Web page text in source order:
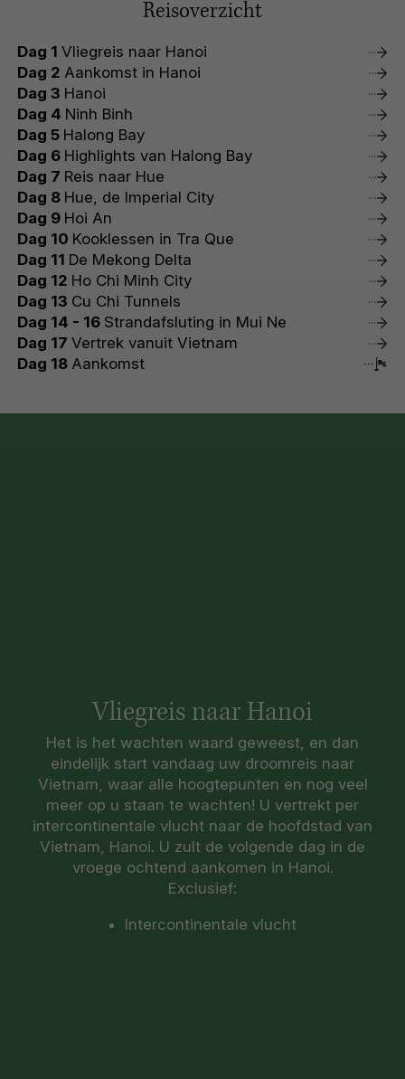
Reisoverzicht
Dag 1 Vliegreis naar Hanoi
Dag 2 Aankomst in Hanoi
Dag 3 Hanoi
Dag 4 Ninh Binh
Dag 5 Halong Bay
Dag 6 Highlights van Halong Bay
Dag 7 Reis naar Hue
Dag 8 Hue, de Imperial City
Dag 9 Hoi An
Dag 10 Kooklessen in Tra Que
Dag 11 De Mekong Delta
Dag 12 Ho Chi Minh City
Dag 13 Cu Chi Tunnels
Dag 14 - 16 Strandafsluting in Mui Ne
Dag 17 Vertrek vanuit Vietnam
Dag 18 Aankomst
Vliegreis naar Hanoi
Het is het wachten waard geweest, en dan
eindelijk start vandaag uw droomreis naar
Vietnam, waar alle hoogtepunten en nog veel
meer op u staan te wachten! U vertrekt per
intercontinentale vlucht naar de hoofdstad van
Vietnam, Hanoi. U zult de volgende dag in de
vroege ochtend aankomen in Hanoi.
Exclusief:
Intercontinentale vlucht